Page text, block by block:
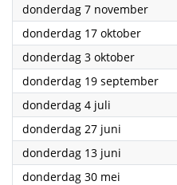
donderdag 7 november2024
donderdag 17 oktober2024
donderdag 3 oktober2024
donderdag 19 september2024
donderdag 4 juli
donderdag 27 juni
donderdag 13 juni
donderdag 30 mei